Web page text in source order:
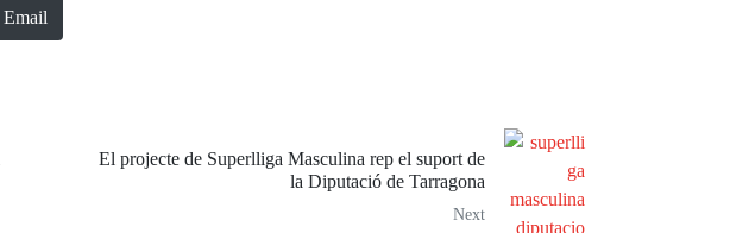
Email
El projecte de Superlliga Masculina rep el suport de
la Diputació de Tarragona
Next